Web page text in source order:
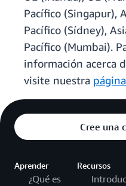
Pacífico (Singapur),
Pacífico (Sídney),
Pacífico (Mumbai).
información acerca
visite nuestra
Cree una
Aprender
¿Qué es
Recursos